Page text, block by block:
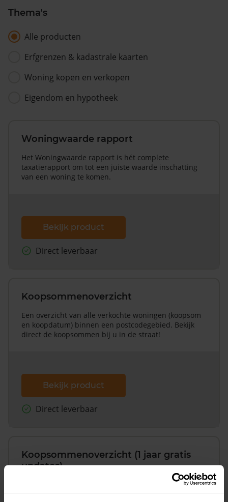
Thema's
Alle producten
Erfgrenzen & kadastrale kaarten
Woning kopen en verkopen
Eigendom en hypotheek
Woningwaarde rapport
Het Woningwaarde rapport is hét complete
taxatierapport om tot een juiste waarde inschatting
van een woning te komen.
Bekijk product
Direct leverbaar
Koopsommenoverzicht
Een overzicht van alle verkochte woningen (koopsom
en koopdatum) binnen een postcodegebied. Bekijk
direct de koopsommen bij u in de straat!
Bekijk product
Direct leverbaar
Koopsommenoverzicht (1 jaar gratis
updates)